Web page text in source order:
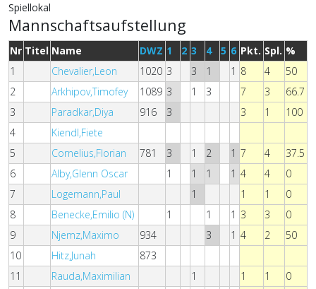
Spiellokal
Mannschaftsaufstellung
Nr Titel Name DWZ 1 2 3 4 5 6 Pkt. Spl. %
1
Chevalier,Leon 1020 3 3 1 1 8 4
50
2
Arkhipov,Timofey 1089 3 1 3 7 3
66.7
3
Paradkar,Diya 916 3 3 1
100
4
Kiendl,Fiete
5
Cornelius,Florian 781 3 1 2 1 7 4
37.5
6
Alby,Glenn Oscar 1 1 1 1 4 4
0
7
Logemann,Paul 1 1 1
0
8
Benecke,Emilio (N) 1 1 1 3 3
0
9
Njemz,Maximo 934 3 1 4 2
50
10
Hitz,Junah
873
11
Rauda,Maximilian 1 1 1
0